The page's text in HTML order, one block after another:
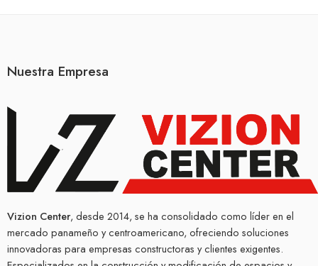
Nuestra Empresa
Vizion Center, desde 2014, se ha consolidado como líder en el
mercado panameño y centroamericano, ofreciendo soluciones
innovadoras para empresas constructoras y clientes exigentes.